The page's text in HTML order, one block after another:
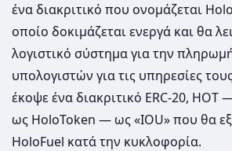
ένα διακριτικό που ονομάζεται
οποίο δοκιμάζεται ενεργά και θα
λογιστικό σύστημα για την
υπολογιστών για τις υπηρεσίες
έκοψε ένα διακριτικό ERC-20, HOT
ως HoloToken — ως «IOU» που θα
HoloFuel κατά την κυκλοφορία.